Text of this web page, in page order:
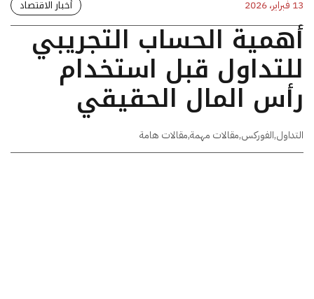
13 فبراير، 2026 أخبار الاقتصاد
أهمية الحساب التجريبي
للتداول قبل استخدام
رأس المال الحقيقي
التداول,الفوركس,مقالات مهمة,مقالات هامة